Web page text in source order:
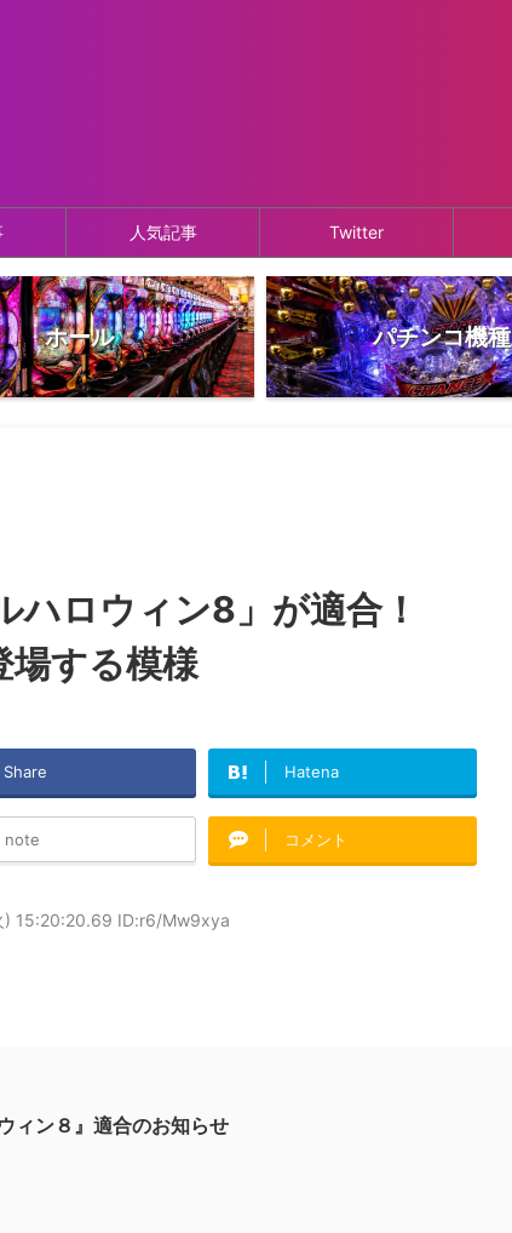
人気記事 Twitter
ホール パチンコ機種
ハロウィン8」が適合！
場する模様
Share Hatena
note コメント
15:20:20.69 ID:r6/Mw9xya
ィン８』適合のお知らせ